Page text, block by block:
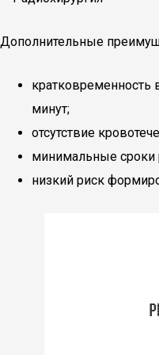
Дополнительные
кратковременность
минут;
отсутствие
минимальные сроки
низкий риск